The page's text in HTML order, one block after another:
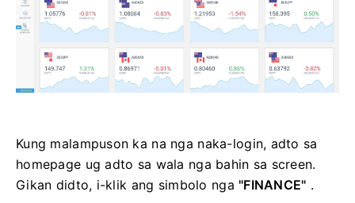
Kung malampuson ka na nga naka-login, adto sa
homepage ug adto sa wala nga bahin sa screen.
Gikan didto, i-klik ang simbolo nga "FINANCE" .